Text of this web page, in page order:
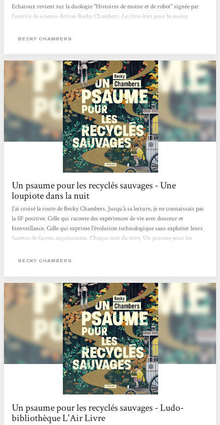
Echaroux revient sur la duologie "Histoires de moine et de robot" signée par
l’autrice de science-fiction Becky Chambers. Le titre était pour le moins
bouquins en attente d’être feuilletés, Un psaume pour les recyclés sauvages
rédaction...
BECKY CHAMBERS
Un psaume pour les recyclés sauvages - Une
loupiote dans la nuit
J’ai croisé la route de Becky Chambers. Jusqu’à sa lecture, je ne connaissais pas
la SF positive. Celle qui raconte des expériences de vie avec douceur et
bienveillance. Celle qui exprime l’évolution technologique sans exploiter leurs
facettes de façons angoissantes. Chaque mot du titre, Un psaume pour les
pleine de réflexions. J’ai abordé ce recueil de préceptes sages pas à pas, un
m’imprégner d’eux pour garder ce qui me serait...
BECKY CHAMBERS
Un psaume pour les recyclés sauvages - Ludo-
bibliothèque L'Air Livre